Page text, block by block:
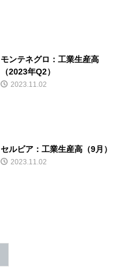
モンテネグロ：工業生産高
（2023年Q2）
2023.11.02
セルビア：工業生産高（9月）
2023.11.02